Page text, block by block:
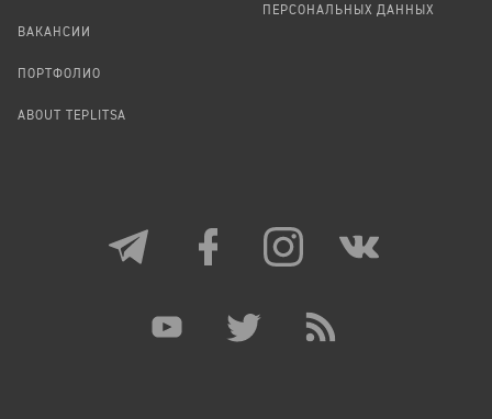
ВАКАНСИИ
ПОРТФОЛИО
ABOUT TEPLITSA
ПЕРСОНАЛЬНЫХ ДАННЫХ